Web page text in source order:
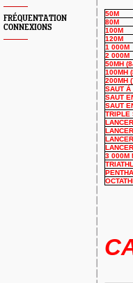
FRÉQUENTATION
CONNEXIONS
50M
80M
100M
120M
1 000M
2 000M
50MH
100MH
200MH
SAUT À
SAUT
SAUT
TRIPLE
3 000M